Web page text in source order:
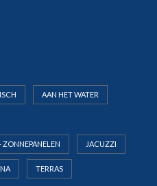
AAN HET WATER
ZONNEPANELEN JACUZZI
TERRAS